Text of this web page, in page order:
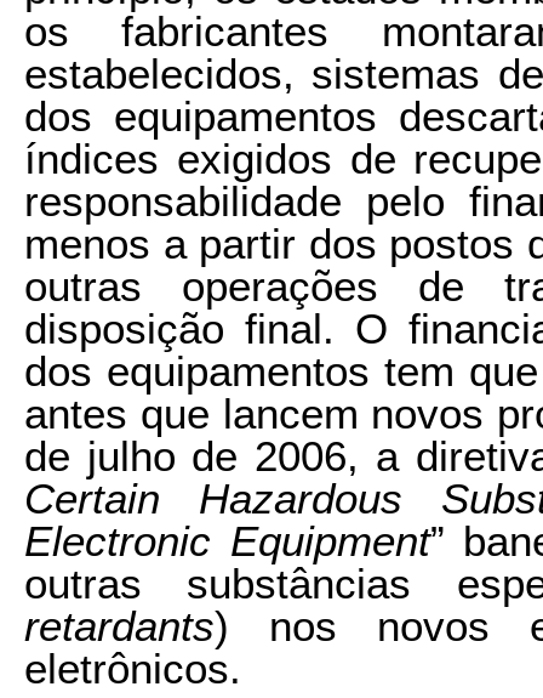
os fabricantes
estabelecidos, sistemas
dos equipamentos
índices exigidos de
responsabilidade pelo
menos a partir dos postos
outras operações de
disposição final. O
dos equipamentos tem
antes que lancem novos
de julho de 2006, a
Certain Hazardous
Electronic Equipment”
outras substâncias
retardants) nos novos
eletrônicos.